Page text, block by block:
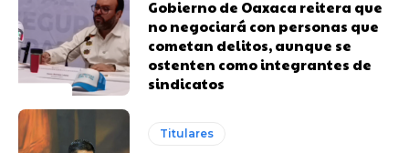
Gobierno de Oaxaca reitera que
no negociará con personas que
cometan delitos, aunque se
ostenten como integrantes de
sindicatos
Titulares